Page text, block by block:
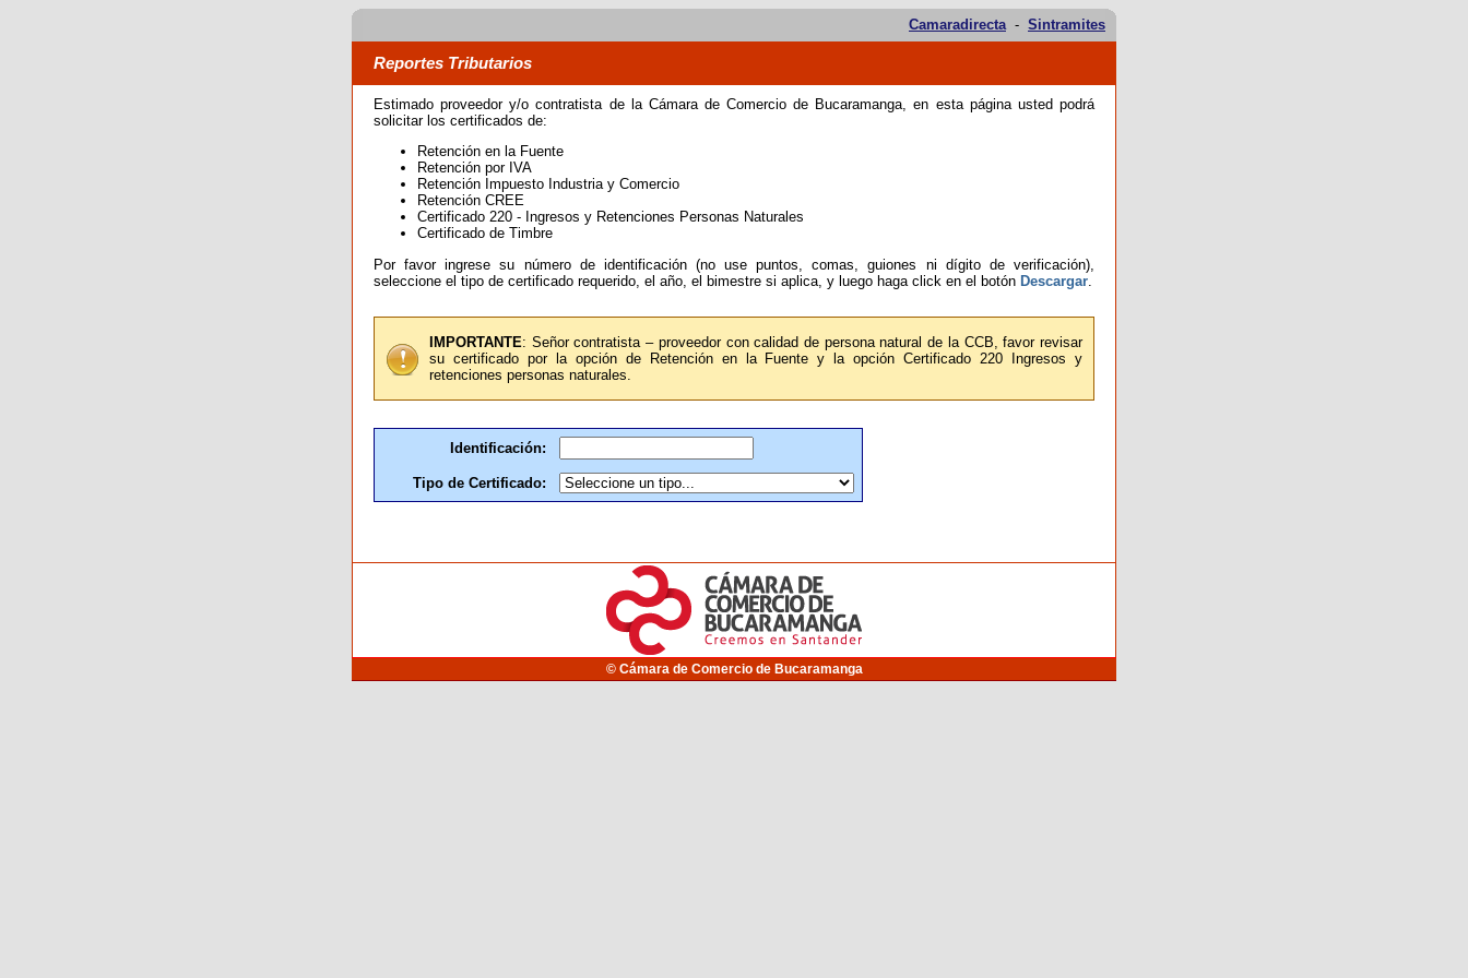
Camaradirecta- Sintramites
Reportes Tributarios
Estimado proveedor y/o contratista de la Cámara de Comercio de Bucaramanga, en esta página usted podrá
solicitar los certificados de:
Retención en la Fuente
Retención por IVA
Retención Impuesto Industria y Comercio
Retención CREE
Certificado 220 - Ingresos y Retenciones Personas Naturales
Certificado de Timbre
Por favor ingrese su número de identificación (no use puntos, comas, guiones ni dígito de verificación),
seleccione el tipo de certificado requerido, el año, el bimestre si aplica, y luego haga click en el botón Descargar
IMPORTANTE: Señor contratista – proveedor con calidad de persona natural de la CCB, favor revisar
su certificado por la opción de Retención en la Fuente y la opción Certificado 220 Ingresos y
retenciones personas naturales.
Identificación:
Tipo de Certificado:
© Cámara de Comercio de Bucaramanga